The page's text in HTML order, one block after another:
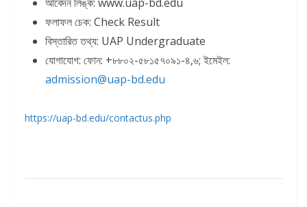
ফলাফল চেক: Check Result
বিস্তারিত তথ্য: UAP Undergraduate
যোগাযোগ: ফোন: +৮৮০২-৫৮১৫৭০৯১-৪,৬; ইমেইল:
admission@uap-bd.edu
https://uap-bd.edu/contactus.php